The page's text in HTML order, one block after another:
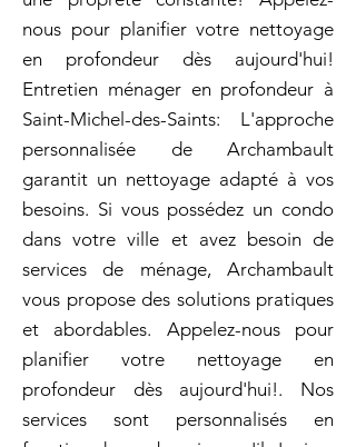
nous pour planifier votre nettoyage
en profondeur dès aujourd'hui!
Entretien ménager en profondeur à
Saint-Michel-des-Saints: L'approche
personnalisée de Archambault
garantit un nettoyage adapté à vos
besoins. Si vous possédez un condo
dans votre ville et avez besoin de
services de ménage, Archambault
vous propose des solutions pratiques
et abordables. Appelez-nous pour
planifier votre nettoyage en
profondeur dès aujourd'hui!. Nos
services sont personnalisés en